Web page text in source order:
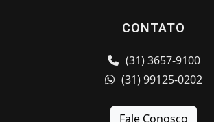
CONTATO
(31) 3657-9100
(31) 99125-0202
Fale Conosco